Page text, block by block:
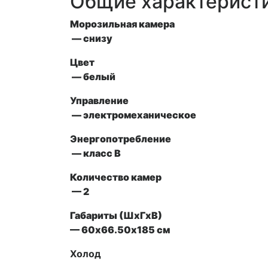
Морозильная камера
— снизу
Цвет
— белый
Управление
— электромеханическое
Энергопотребление
— класс В
Количество камер
— 2
Габариты (ШxГxВ)
— 60х66.50х185 см
Холод